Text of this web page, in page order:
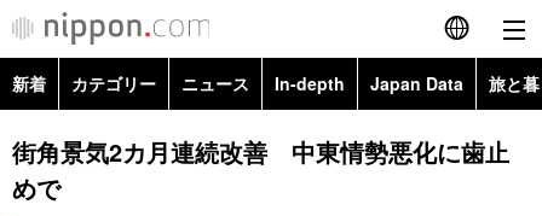
English
简体字
新着 カテゴリー ニュース In-depth Japan Data 旅と
政治・外交
経済・ビジネス
Topics
街角景気2カ月連続改善 中東情勢悪化に歯止
めで